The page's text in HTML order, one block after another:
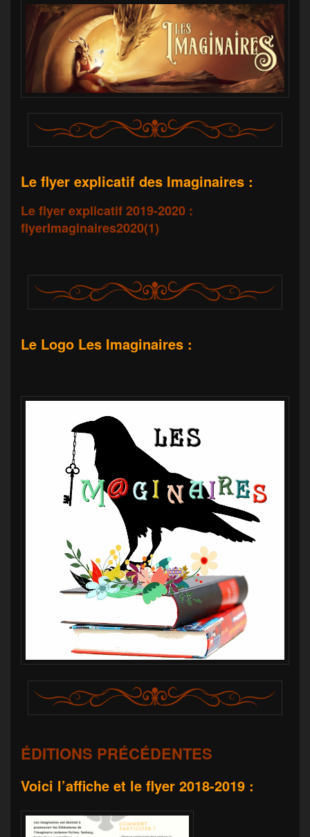
Le flyer explicatif des Imaginaires :
Le flyer explicatif 2019-2020 :
flyerImaginaires2020(1)
Le Logo Les Imaginaires :
ÉDITIONS PRÉCÉDENTES
Voici l’affiche et le flyer 2018-2019 :